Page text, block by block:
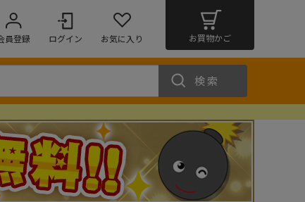
員登録 ログイン お気に入り お買物かご
検索